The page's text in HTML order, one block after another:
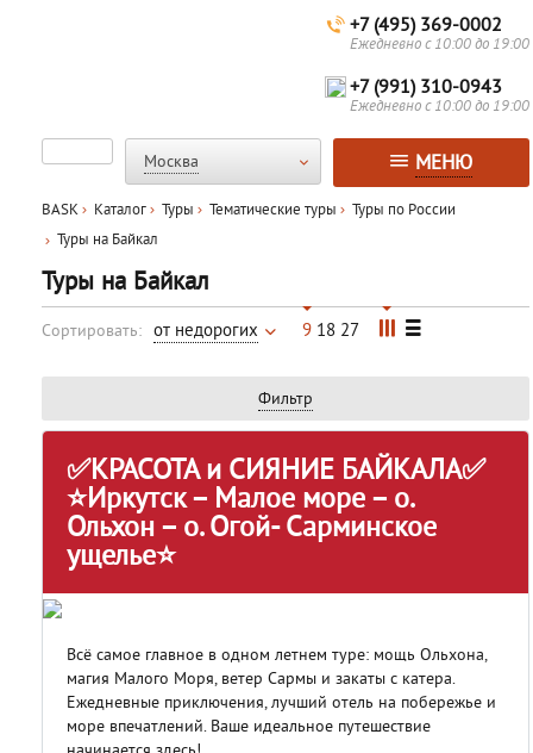
+7 (495) 369-0002
Ежедневно с 10:00 до 19:00
+7 (991) 310-0943
Ежедневно с 10:00 до 19:00
Москва МЕНЮ
BASK Каталог Туры Тематические туры
Туры по России
Туры на Байкал
Туры на Байкал
Сортировать: от недорогих 9 18 27
Фильтр
✅КРАСОТА и СИЯНИЕ БАЙКАЛА✅
⭐Иркутск – Малое море – о.
Ольхон – о. Огой- Сарминское
ущелье⭐
Всё самое главное в одном летнем туре: мощь Ольхона,
магия Малого Моря, ветер Сармы и закаты с катера.
Ежедневные приключения, лучший отель на побережье и
море впечатлений. Ваше идеальное путешествие